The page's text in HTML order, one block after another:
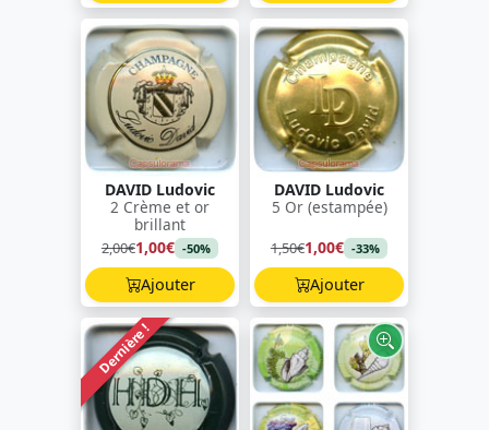
DAVID Ludovic
2 Crème et or
brillant
2,00€1,00€ -50%
Ajouter
DAVID Ludovic
5 Or (estampée)
1,50€1,00€ -33%
Ajouter
Dernière !